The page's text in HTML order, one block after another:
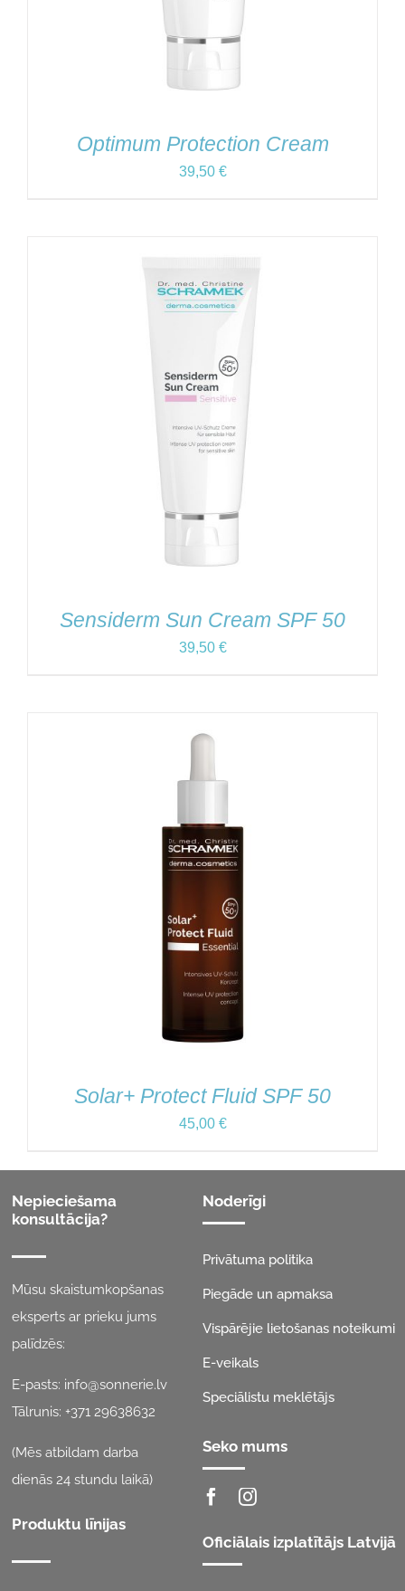
Optimum Protection Cream
39,50 €
Sensiderm Sun Cream SPF 50
39,50 €
Solar+ Protect Fluid SPF 50
45,00 €
Nepieciešama
konsultācija?
Mūsu skaistumkopšanas
eksperts ar prieku jums
palīdzēs:
E-pasts: info@sonnerie.lv
Tālrunis:+371 29638632
(Mēs atbildam darba
dienās 24 stundu laikā)
Produktu līnijas
Noderīgi
Privātuma politika
Piegāde un apmaksa
Vispārējie lietošanas noteikumi
E-veikals
Speciālistu meklētājs
Seko mums
Oficiālais izplatītājs Latvijā